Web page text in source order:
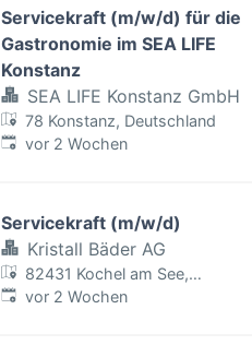
Servicekraft (m/w/d) für die
Gastronomie im SEA LIFE
Konstanz
SEA LIFE Konstanz GmbH
78 Konstanz, Deutschland
Veröffentlicht:
vor 2 Wochen
Servicekraft (m/w/d)
Kristall Bäder AG
82431 Kochel am See,
Deutschland
Veröffentlicht:
vor 2 Wochen